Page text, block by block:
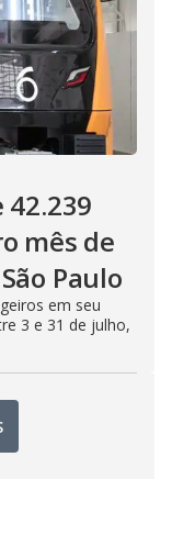
mês de
Paulo
em seu
3 e 31 de julho,